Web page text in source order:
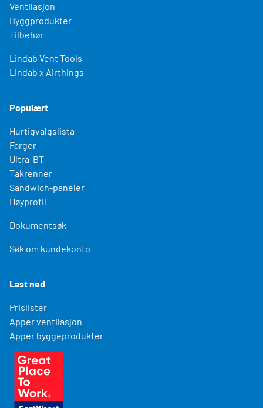
Ventilasjon
Byggprodukter
Tilbehør
Lindab Vent Tools
Lindab x Airthings
Populært
Hurtigvalgslista
Farger
Ultra-BT
Takrenner
Sandwich-paneler
Høyprofil
Dokumentsøk
Søk om kundekonto
Last ned
Prislister
Apper ventilasjon
Apper byggeprodukter